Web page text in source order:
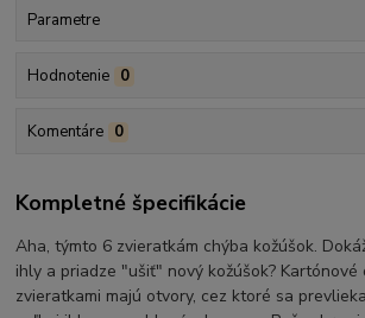
Parametre
Hodnotenie 0
Komentáre 0
Kompletné špecifikácie
Aha, týmto 6 zvieratkám chýba kožúšok.
ihly a priadze "ušiť" nový kožúšok? Kartónové
zvieratkami majú otvory, cez ktoré sa